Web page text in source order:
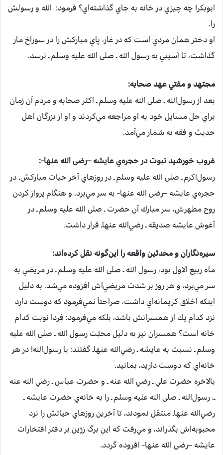
ابوبكر! چه‌ چيزي‌ در خانه‌ به‌ جاي‌ گذاشته‌اي‌؟ فرمود: ‌ الله و رسولش‌
را.
او دختر همان‌ مردي‌ است‌ كه‌ در غار، پاي‌ مباركش‌ را در سوراخ‌ مار
گذاشت‌، تا آسيبي‌ به‌ رسول‌ الله ـ صلی الله علیه وسلم ـ نرسد.
مجتهد و مفتي‌ عهد صحابه‌:
بعد از رسول‌الله ـ صلی الله علیه وسلم ـ اكثر صحابه‌ و مردم‌ آن‌ زمان‌
براي‌ حل‌ مسايل‌ خود به‌ او مراجعه‌ مي‌كردند و او از بزرگان‌ اهل‌
حديث‌ و فقه‌ به‌ شمار مي‌آمد.
غروب‌ خورشيد نبوت‌ در حجره‌ي‌ عايشه –رضی الله عنها-:‌
رسول‌اكرم‌ ـ صلی الله علیه وسلم ـ در روزهاي‌ آخر حيات‌ مباركش‌، در
حجره‌ي‌ عايشه –رضی الله عنها-‌ به‌ سر مي‌برد، و هنگام‌ پرواز كردن‌
روح‌ مطهرش‌، سر مبارك‌ آن‌ حضرت‌ ـ صلی الله علیه وسلم ـ در
آغوش‌ عايشه صديقه‌ ـ رضي‌الله عنهاـ قرار داشت‌.
سيره‌نگاران‌ و محدثين‌ واقعه‌ را اين‌گونه‌ نقل‌ كرده‌اند:
ماه‌ ربيع‌ الاول‌ بود، رسول‌ الله ـ صلی الله علیه وسلم ـ در مريضي‌ به‌
سر مي‌برد، و هر روز بر شدت‌ مريضي‌اش‌ افزوده‌ مي‌شد. به‌ دليل‌
اينكه‌ اخلاق‌ كريمانه‌اي‌ داشت‌، صراحتاً نمي‌فرمود كه‌ دوست‌ دارد
نزد كدام‌ يك‌ از همسرانش‌ باشد، بلكه‌ مي‌فرمود: فردا نوبت‌ كدام‌
خانه‌ است‌؟ همسران‌ نيز به‌ دليل‌ محبّت‌ رسول‌ الله ـ صلی الله علیه
وسلم ـ نسبت‌ به‌ عايشه ـ رضي‌الله عنهاـ گفتند: يا رسول‌الله! در هر
خانه‌اي‌ كه‌ دوست‌ داريد، بمانيد.
بالاخره‌ حضرت‌ علي‌ ـ رضي الله عنه ـ و حضرت‌ عباس‌ ـ رضي الله عنه
ـ، رسول‌الله ـ صلی الله علیه وسلم ـ را به‌ خانه‌ي‌ حضرت‌ عايشه ـ
رضي‌الله عنهاـ منتقل‌ نمودند، تا آخرين‌ روزهاي‌ حياتش‌ را نزد
محبوبه‌اش‌ بگذراند، و مي‌رفت‌ كه‌ اين‌ برگ‌ زرّين‌ بر دفتر افتخارات‌
عايشه –رضی الله عنها-‌ افزوده‌ گردد.